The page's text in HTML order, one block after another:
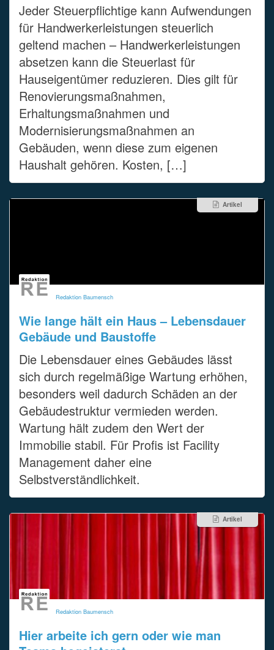
Jeder Steuerpflichtige kann Aufwendungen
für Handwerkerleistungen steuerlich
geltend machen – Handwerkerleistungen
absetzen kann die Steuerlast für
Hauseigentümer reduzieren. Dies gilt für
Renovierungsmaßnahmen,
Erhaltungsmaßnahmen und
Modernisierungsmaßnahmen an
Gebäuden, wenn diese zum eigenen
Haushalt gehören. Kosten, […]
Artikel
Redaktion Baumensch
Wie lange hält ein Haus – Lebensdauer
Gebäude und Baustoffe
Die Lebensdauer eines Gebäudes lässt
sich durch regelmäßige Wartung erhöhen,
besonders weil dadurch Schäden an der
Gebäudestruktur vermieden werden.
Wartung hält zudem den Wert der
Immobilie stabil. Für Profis ist Facility
Management daher eine
Selbstverständlichkeit.
Artikel
Redaktion Baumensch
Hier arbeite ich gern oder wie man